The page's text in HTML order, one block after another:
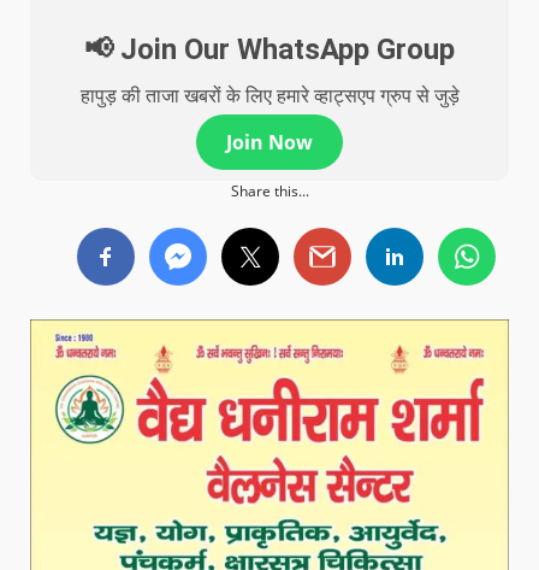
📢 Join Our WhatsApp Group
हापुड़ की ताजा खबरों के लिए हमारे व्हाट्सएप ग्रुप से जुड़े
Join Now
Share this...